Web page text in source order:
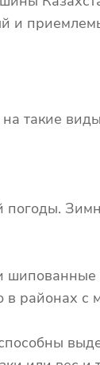
и
такие
погоды.
районах с